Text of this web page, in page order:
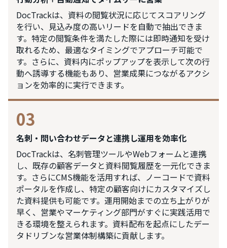
DocTrackは、資料の閲覧状況に応じてスコアリング
を行い、見込み度の高いリードを自動で抽出できま
す。特定の閲覧条件を満たした際には即時通知を受け
取れるため、最適なタイミングでアプローチ可能で
す。さらに、資料内にポップアップを表示して次の行
動へ誘導する機能もあり、営業成果につながるアクシ
ョンを効率的に実行できます。
03
名刺・問い合わせデータと連携し運用を効率化
DocTrackは、名刺管理ツールやWebフォームと連携
し、既存の顧客データと資料閲覧履歴を一元化できま
す。さらにCMS機能を活用すれば、ノーコードで資料
ポータルを作成し、特定の顧客向けにカスタマイズし
た資料提供も可能です。運用開始までの立ち上がりが
早く、営業やマーケティング部門がすぐに実践活用で
きる環境を整えられます。資料配布を起点にしたデー
タドリブンな営業体制構築に貢献します。